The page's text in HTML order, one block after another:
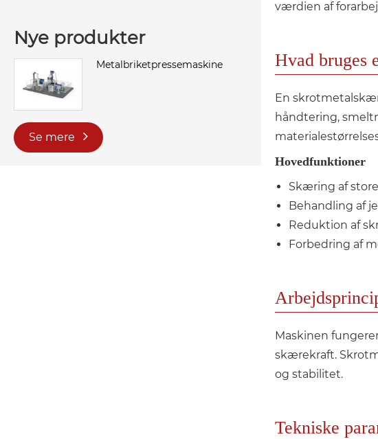
Nye produkter
Metalbriketpressemaskine
Se mere
værdien af
Hvad bruges
En
håndtering,
Hovedfunktioner
Skæring af
Behandling af
Reduktion af
Forbedring af
Maskinen
skærekraft.
og stabilitet.
Tekniske